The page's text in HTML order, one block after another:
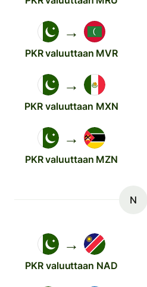
→
PKR valuuttaan MVR
→
PKR valuuttaan MXN
→
PKR valuuttaan MZN
N
→
PKR valuuttaan NAD